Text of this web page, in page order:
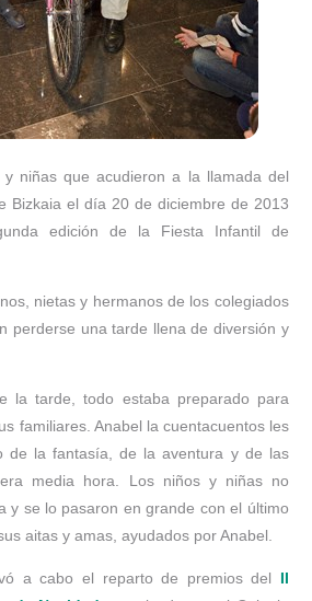
niñas que acudieron a la llamada del
Bizkaia el día 20 de diciembre de 2013
edición de la Fiesta Infantil de
nietas y hermanos de los colegiados
perderse una tarde llena de diversión y
la tarde, todo estaba preparado para
familiares. Anabel la cuentacuentos les
de la fantasía, de la aventura y de las
media hora. Los niños y niñas no
y se lo pasaron en grande con el último
aitas y amas, ayudados por Anabel.
a cabo el reparto de premios del II